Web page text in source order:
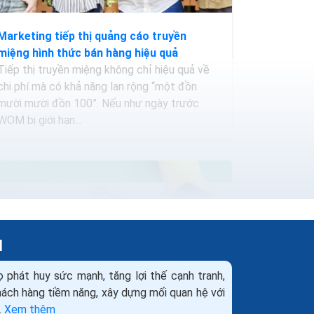
tiếp thị quảng cáo truyền
hình thức bán hàng hiệu quả
thị truyền miệng không chỉ hiệu quả về
phí mà có khả năng lan rộng “một đồn
mười đồn 100”. Nếu như ngày trước
bị giới hạn...
phát huy sức mạnh, tăng lợi thế cạnh tranh,
hàng tiềm năng, xây dựng mối quan hệ với
Xem thêm